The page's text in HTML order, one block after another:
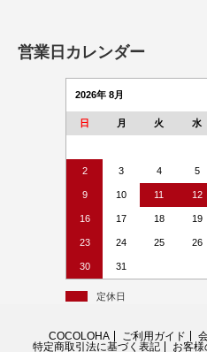
営業日カレンダー
2026年 8月
日 月 火 水
2 3 4 5
9 10 11 12
16 17 18 19
23 24 25 26
30 31
定休日
COCOLOHA ご利用ガイド
特定商取引法に基づく表記
お客様